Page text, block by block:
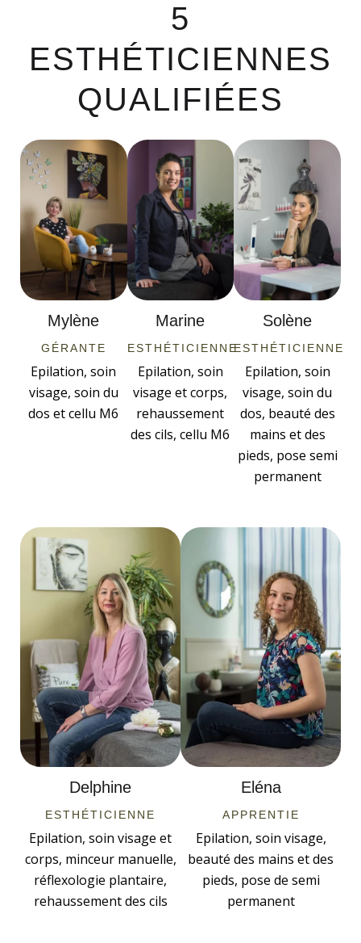
5
ESTHÉTICIENNES
QUALIFIÉES
Mylène
GÉRANTE
Epilation, soin
visage, soin du
dos et cellu M6
Marine
ESTHÉTICIENNE
Epilation, soin
visage et corps,
rehaussement
des cils, cellu M6
Solène
ESTHÉTICIENNE
Epilation, soin
visage, soin du
dos, beauté des
mains et des
pieds, pose semi
permanent
Delphine
ESTHÉTICIENNE
Epilation, soin visage et
corps, minceur manuelle,
réflexologie plantaire,
rehaussement des cils
Eléna
APPRENTIE
Epilation, soin visage,
beauté des mains et des
pieds, pose de semi
permanent